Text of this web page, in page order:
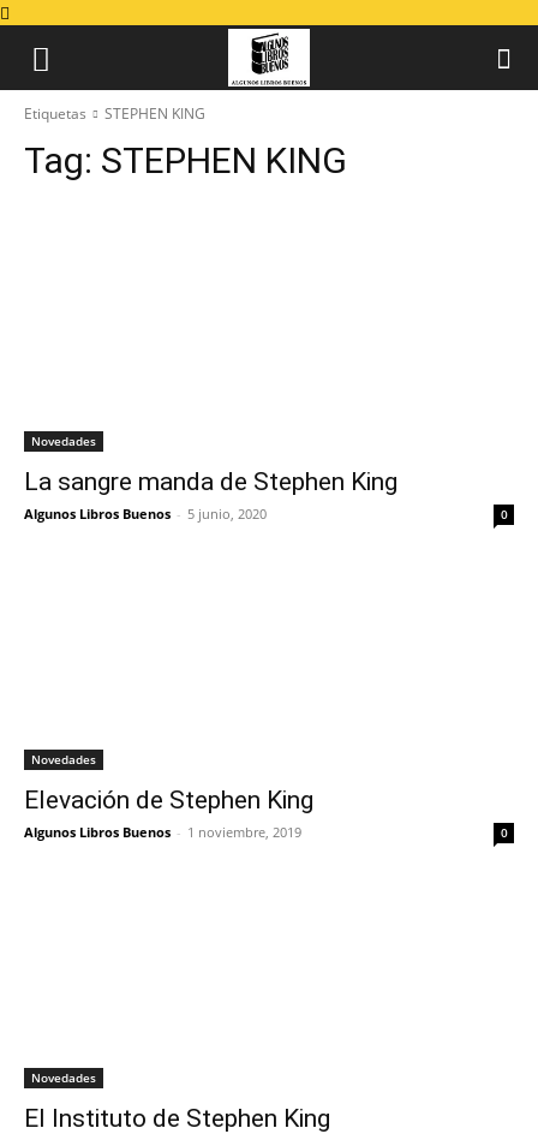
Etiquetas STEPHEN KING
Tag: STEPHEN KING
Novedades
La sangre manda de Stephen King
Algunos Libros Buenos - 5 junio, 2020 0
Novedades
Elevación de Stephen King
Algunos Libros Buenos - 1 noviembre, 2019 0
Novedades
El Instituto de Stephen King